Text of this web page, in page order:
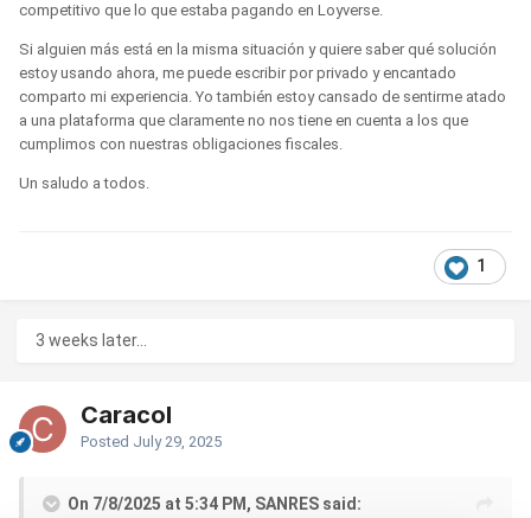
competitivo que lo que estaba pagando en Loyverse.
Si alguien más está en la misma situación y quiere saber qué solución
estoy usando ahora, me puede escribir por privado y encantado
comparto mi experiencia. Yo también estoy cansado de sentirme atado
a una plataforma que claramente no nos tiene en cuenta a los que
cumplimos con nuestras obligaciones fiscales.
Un saludo a todos.
1
3 weeks later...
Caracol
Posted July 29, 2025
On 7/8/2025 at 5:34 PM, SANRES said: